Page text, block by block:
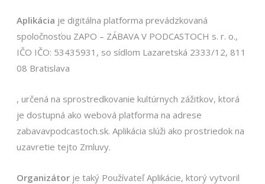
Aplikácia je digitálna platforma prevádzkovaná
spoločnosťou ZAPO – ZÁBAVA V PODCASTOCH s. r. o.,
IČO IČO: 53435931, so sídlom Lazaretská 2333/12, 811
08 Bratislava
, určená na sprostredkovanie kultúrnych zážitkov, ktorá
je dostupná ako webová platforma na adrese
zabavavpodcastoch.sk. Aplikácia slúži ako prostriedok na
uzavretie tejto Zmluvy.
Organizátor je taký Používateľ Aplikácie, ktorý vytvoril